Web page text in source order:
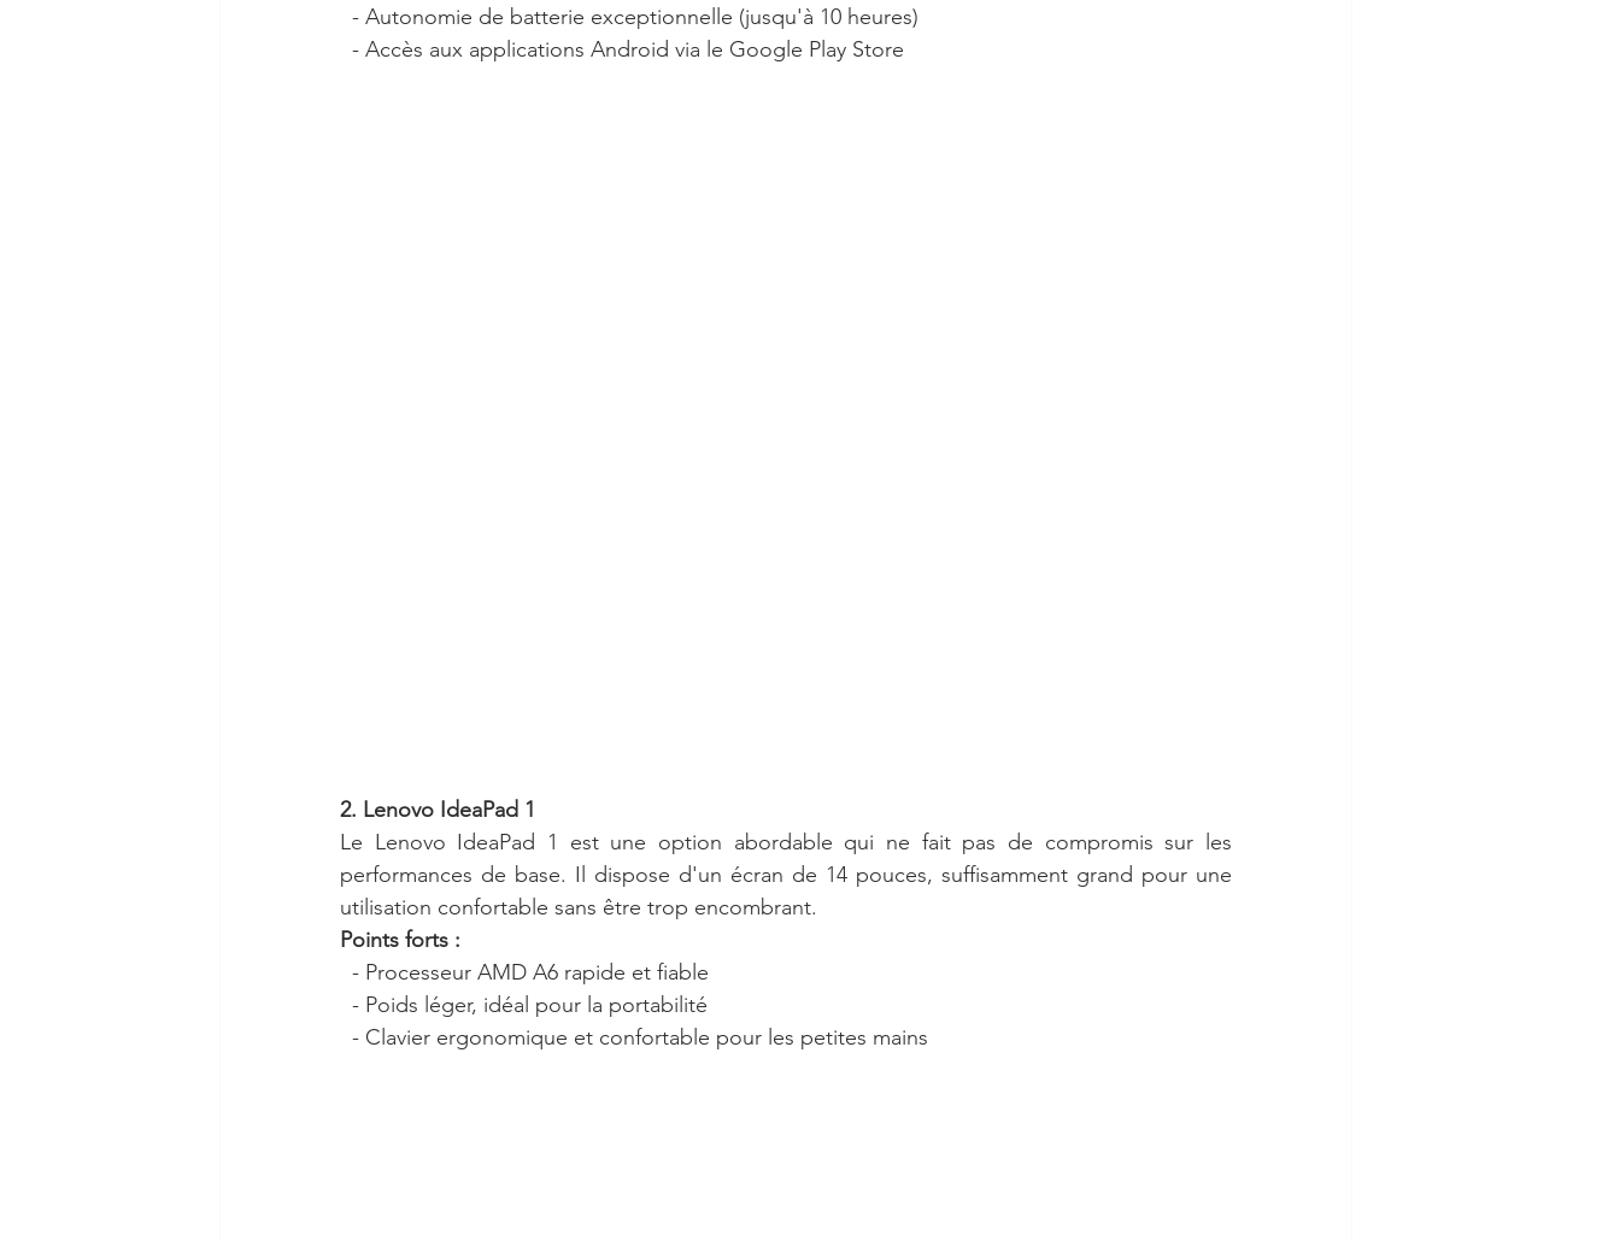
  - Autonomie de batterie exceptionnelle (jusqu'à 10 heures)
  - Accès aux applications Android via le Google Play Store
2. Lenovo IdeaPad 1
Le Lenovo IdeaPad 1 est une option abordable qui ne fait pas de compromis sur les
performances de base. Il dispose d'un écran de 14 pouces, suffisamment grand pour une
utilisation confortable sans être trop encombrant.
Points forts :
  - Processeur AMD A6 rapide et fiable
  - Poids léger, idéal pour la portabilité
  - Clavier ergonomique et confortable pour les petites mains